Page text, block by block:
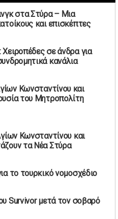
στα Στύρα – Μια
και επισκέπτες
σε άνδρα για
κανάλια
Κωνσταντίνου και
του Μητροπολίτη
Κωνσταντίνου και
τα Νέα Στύρα
το τουρκικό νομοσχέδιο
Survivor μετά τον σοβαρό